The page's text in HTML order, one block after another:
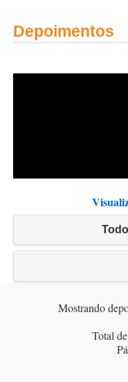
Depoimentos
Mostrando
Total de